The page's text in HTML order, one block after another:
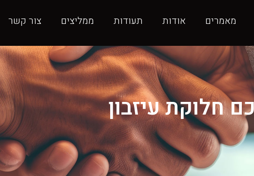
מאמרים אודות תעודות ממליצים צור קשר
חלוקת עיזבון